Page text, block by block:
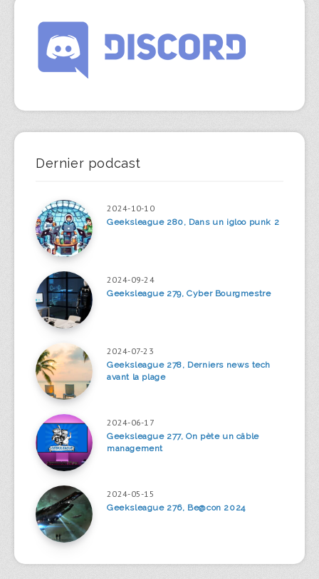
Dernier podcast
2024-10-10
Geeksleague 280, Dans un igloo punk 2
2024-09-24
Geeksleague 279, Cyber Bourgmestre
2024-07-23
Geeksleague 278, Derniers news tech
avant la plage
2024-06-17
Geeksleague 277, On pète un câble
management
2024-05-15
Geeksleague 276, Be@con 2024